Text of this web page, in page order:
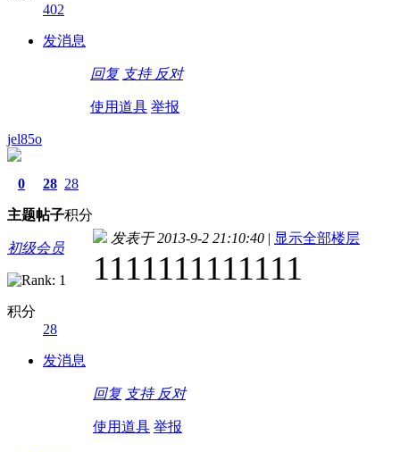
402
发消息
回复 支持 反对
使用道具 举报
jel85o
0
主题
28
帖子
28
积分
初级会员
积分
28
发消息
发表于 2013-9-2 21:10:40 | 显示全部楼层
1111111111111
回复 支持 反对
使用道具 举报